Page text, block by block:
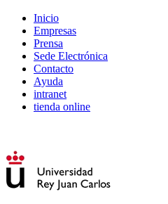
Inicio
Empresas
Prensa
Sede Electrónica
Contacto
Ayuda
intranet
tienda online